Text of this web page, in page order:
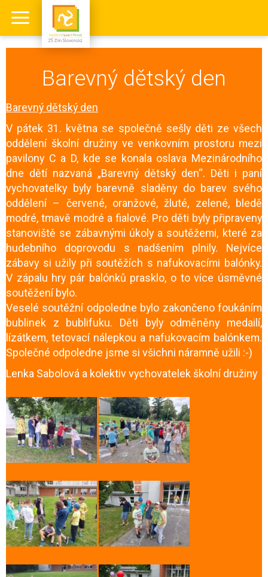
Barevný dětský den
Barevný dětský den
V pátek 31. května se společně sešly děti ze všech
oddělení školní družiny ve venkovním prostoru mezi
pavilony C a D, kde se konala oslava Mezinárodního
dne dětí nazvaná „Barevný dětský den“. Děti i paní
vychovatelky byly barevně sladěny do barev svého
oddělení – červené, oranžové, žluté, zelené, bledě
modré, tmavě modré a fialové. Pro děti byly připraveny
stanoviště se zábavnými úkoly a soutěžemi, které za
hudebního doprovodu s nadšením plnily. Nejvíce
zábavy si užily při soutěžích s nafukovacími balónky.
V zápalu hry pár balónků prasklo, o to více úsměvné
soutěžení bylo.
Veselé soutěžní odpoledne bylo zakončeno foukáním
bublinek z bublifuku. Děti byly odměněny medailí,
lízátkem, tetovací nálepkou a nafukovacím balónkem.
Společné odpoledne jsme si všichni náramně užili :-)
Lenka Sabolová a kolektiv vychovatelek školní družiny